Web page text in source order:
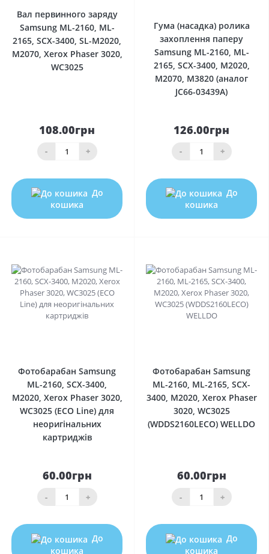
Вал первинного заряду
Samsung ML-2160, ML-
2165, SCX-3400, SL-M2020,
M2070, Xerox Phaser 3020,
WC3025
108.00грн
- +
До
кошика
Гума (насадка) ролика
захоплення паперу
Samsung ML-2160, ML-
2165, SCX-3400, M2020,
M2070, M3820 (аналог
JC66-03439A)
126.00грн
- +
До
кошика
Фотобарабан Samsung
ML-2160, SCX-3400,
M2020, Xerox Phaser 3020,
WC3025 (ECO Line) для
неоригінальних
картриджів
60.00грн
- +
До
кошика
Фотобарабан Samsung
ML-2160, ML-2165, SCX-
3400, M2020, Xerox Phaser
3020, WC3025
(WDDS2160LECO) WELLDO
60.00грн
- +
До
кошика